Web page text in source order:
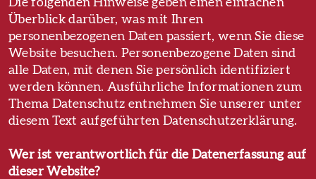
Die folgenden Hinweise geben einen einfachen
Überblick darüber, was mit Ihren
personenbezogenen Daten passiert, wenn Sie diese
Website besuchen. Personenbezogene Daten sind
alle Daten, mit denen Sie persönlich identifiziert
werden können. Ausführliche Informationen zum
Thema Datenschutz entnehmen Sie unserer unter
diesem Text aufgeführten Datenschutzerklärung.
Wer ist verantwortlich für die Datenerfassung auf
dieser Website?